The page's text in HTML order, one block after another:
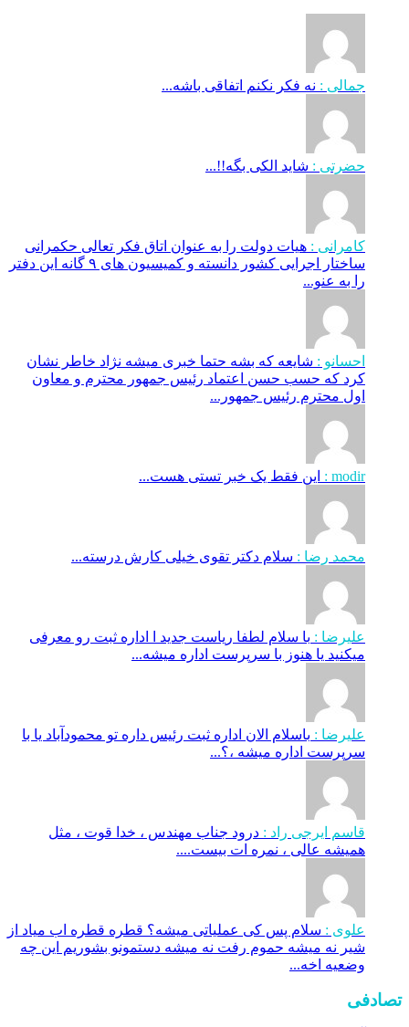
جمالی : نه فکر نکنم اتفاقی باشه...
حضرتی : شاید الکی بگه!!...
کامرانی : هیات دولت را به عنوان اتاق فکر تعالی حکمرانی
ساختار اجرایی کشور دانسته و کمیسیون های ۹ گانه این دفتر
را به عنو...
احسانو : شایعه که بشه حتما خبری میشه نژاد خاطر نشان
کرد که حسب حسن اعتماد رئیس جمهور محترم و معاون
اول محترم رئیس جمهور...
modir : این فقط یک خبر تستی هست...
محمد رضا : سلام دکتر تقوی خیلی کارش درسته...
علیرضا : با سلام لطفا ریاست جدید ا اداره ثبت‌ رو معرفی
میکنید یا هنوز با سرپرست اداره‌ میشه...
علیرضا : باسلام الان اداره ثبت رئیس داره تو محمودآباد یا با
سرپرست اداره میشه ،؟...
قاسم ایرجی راد : درود جناب مهندس ، خدا قوت ، مثل
همیشه عالی ، نمره ات بیست....
علوی : سلام پس کی عملیاتی میشه؟ قطره قطره اب میاد از
شیر نه میشه حموم رفت نه میشه دستمونو بشوریم این چه
وضعیه اخه...
تصادفی